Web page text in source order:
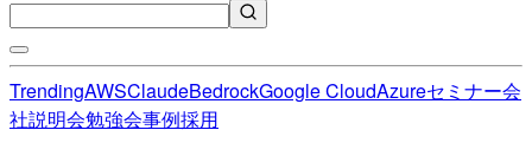
TrendingAWSClaudeBedrockGoogle CloudAzureセミナー会
社説明会勉強会事例採用